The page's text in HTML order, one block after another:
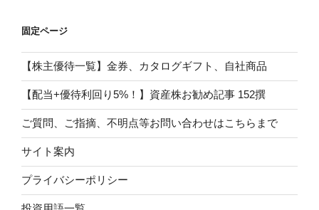
固定ページ
【株主優待一覧】金券、カタログギフト、自社商品
【配当+優待利回り5%！】資産株お勧め記事 152撰
ご質問、ご指摘、不明点等お問い合わせはこちらまで
サイト案内
プライバシーポリシー